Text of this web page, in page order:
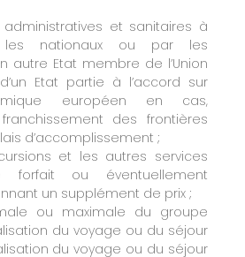
administratives et sanitaires à
les nationaux ou par les
autre Etat membre de l’Union
Etat partie à l’accord sur
européen en cas,
des frontières
d’accomplissement ;
et les autres services
ou éventuellement
un supplément de prix ;
ou maximale du groupe
du voyage ou du séjour
du voyage ou du séjour